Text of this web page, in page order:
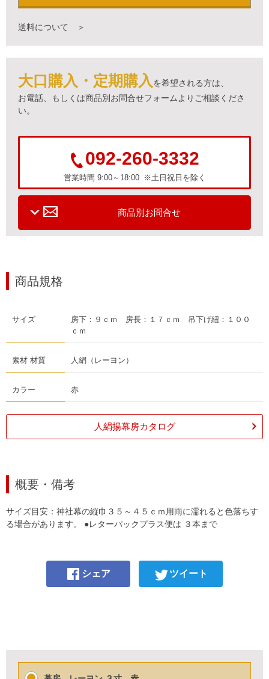
送料について ＞
大口購入・定期購入 を希望される方は、
お電話、もしくは商品別お問合せフォームよりご相談くださ
い。
092-260-3332
営業時間 9:00～18:00 ※土日祝日を除く
商品別お問合せ
商品規格
サイズ
房下：９ｃｍ 房長：１７ｃｍ 吊下げ紐：１００
ｃｍ
素材 材質 人絹（レーヨン）
カラー 赤
人絹揚幕房カタログ
概要・備考
サイズ目安：神社幕の縦巾３５～４５ｃｍ用雨に濡れると色落ちす
る場合があります。 ●レターパックプラス便は ３本まで
シェア ツイート